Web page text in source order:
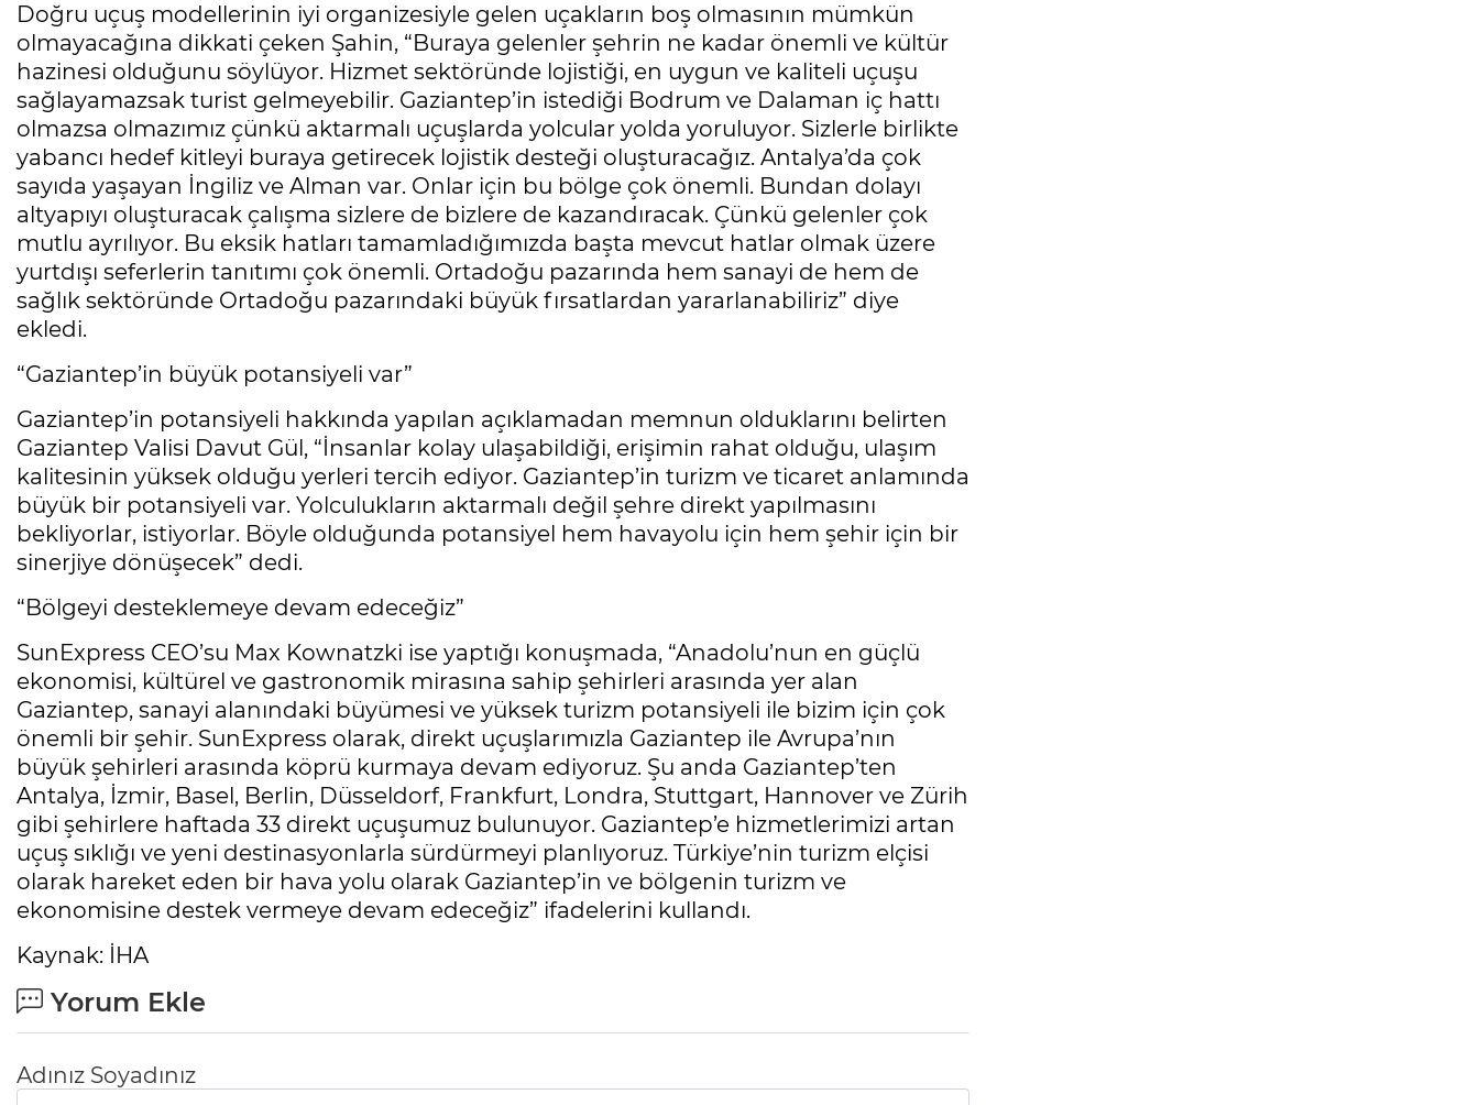
Doğru uçuş modellerinin iyi organizesiyle gelen uçakların boş olmasının mümkün
olmayacağına dikkati çeken Şahin, “Buraya gelenler şehrin ne kadar önemli ve kültür
hazinesi olduğunu söylüyor. Hizmet sektöründe lojistiği, en uygun ve kaliteli uçuşu
sağlayamazsak turist gelmeyebilir. Gaziantep’in istediği Bodrum ve Dalaman iç hattı
olmazsa olmazımız çünkü aktarmalı uçuşlarda yolcular yolda yoruluyor. Sizlerle birlikte
yabancı hedef kitleyi buraya getirecek lojistik desteği oluşturacağız. Antalya’da çok
sayıda yaşayan İngiliz ve Alman var. Onlar için bu bölge çok önemli. Bundan dolayı
altyapıyı oluşturacak çalışma sizlere de bizlere de kazandıracak. Çünkü gelenler çok
mutlu ayrılıyor. Bu eksik hatları tamamladığımızda başta mevcut hatlar olmak üzere
yurtdışı seferlerin tanıtımı çok önemli. Ortadoğu pazarında hem sanayi de hem de
sağlık sektöründe Ortadoğu pazarındaki büyük fırsatlardan yararlanabiliriz” diye
ekledi.
“Gaziantep’in büyük potansiyeli var”
Gaziantep’in potansiyeli hakkında yapılan açıklamadan memnun olduklarını belirten
Gaziantep Valisi Davut Gül, “İnsanlar kolay ulaşabildiği, erişimin rahat olduğu, ulaşım
kalitesinin yüksek olduğu yerleri tercih ediyor. Gaziantep’in turizm ve ticaret anlamında
büyük bir potansiyeli var. Yolculukların aktarmalı değil şehre direkt yapılmasını
bekliyorlar, istiyorlar. Böyle olduğunda potansiyel hem havayolu için hem şehir için bir
sinerjiye dönüşecek” dedi.
“Bölgeyi desteklemeye devam edeceğiz”
SunExpress CEO’su Max Kownatzki ise yaptığı konuşmada, “Anadolu’nun en güçlü
ekonomisi, kültürel ve gastronomik mirasına sahip şehirleri arasında yer alan
Gaziantep, sanayi alanındaki büyümesi ve yüksek turizm potansiyeli ile bizim için çok
önemli bir şehir. SunExpress olarak, direkt uçuşlarımızla Gaziantep ile Avrupa’nın
büyük şehirleri arasında köprü kurmaya devam ediyoruz. Şu anda Gaziantep’ten
Antalya, İzmir, Basel, Berlin, Düsseldorf, Frankfurt, Londra, Stuttgart, Hannover ve Zürih
gibi şehirlere haftada 33 direkt uçuşumuz bulunuyor. Gaziantep’e hizmetlerimizi artan
uçuş sıklığı ve yeni destinasyonlarla sürdürmeyi planlıyoruz. Türkiye’nin turizm elçisi
olarak hareket eden bir hava yolu olarak Gaziantep’in ve bölgenin turizm ve
ekonomisine destek vermeye devam edeceğiz” ifadelerini kullandı.
Kaynak: İHA
Yorum Ekle
Adınız Soyadınız